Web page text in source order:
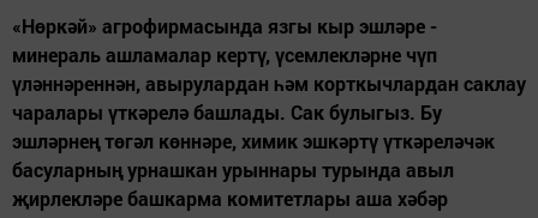
«Нөркәй» агрофирмасында язгы кыр эшләре -
минераль ашламалар кертү, үсемлекләрне чүп
үләннәреннән, авырулардан һәм корткычлардан саклау
чаралары үткәрелә башлады. Сак булыгыз. Бу
эшләрнең төгәл көннәре, химик эшкәртү үткәреләчәк
басуларның урнашкан урыннары турында авыл
җирлекләре башкарма комитетлары аша хәбәр